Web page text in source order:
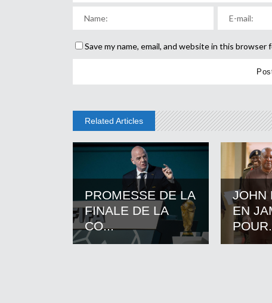
Save my name, email, and website in this
Related Articles
PROMESSE DE LA
FINALE DE LA
CO...
JOHN
EN